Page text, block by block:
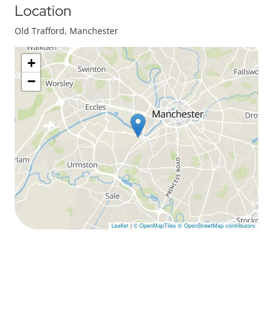
Location
Old Trafford, Manchester
+
−
Leaflet | © OpenMapTiles © OpenStreetMap contributors